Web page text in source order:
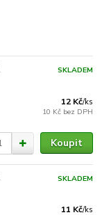
12 Kč/ks
10 Kč bez DPH
SKLADEM
Koupit
11 Kč/ks
SKLADEM